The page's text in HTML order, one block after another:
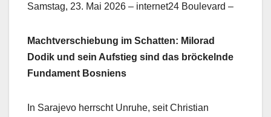
Samstag, 23. Mai 2026 – internet24 Boulevard –
Machtverschiebung im Schatten: Milorad
Dodik und sein Aufstieg sind das bröckelnde
Fundament Bosniens
In Sarajevo herrscht Unruhe, seit Christian